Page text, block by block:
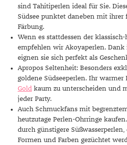
sind Tahitiperlen ideal für Sie.
Südsee punktet daneben mit
Färbung.
Wenn es stattdessen der
empfehlen wir Akoyaperlen. Dank
eignen sie sich perfekt als
Apropos Seltenheit: Besonders
goldene Südseeperlen. Ihr warmer
Gold kaum zu unterscheiden und
jeder Party.
Auch Schmuckfans mit
heutzutage Perlen-Ohrringe
durch günstigere
Formen und Farben gezüchtet